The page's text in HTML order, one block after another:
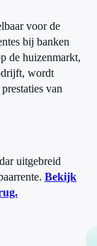
voor de
bij banken
de huizenmarkt,
wordt
van
uitgebreid
Bekijk